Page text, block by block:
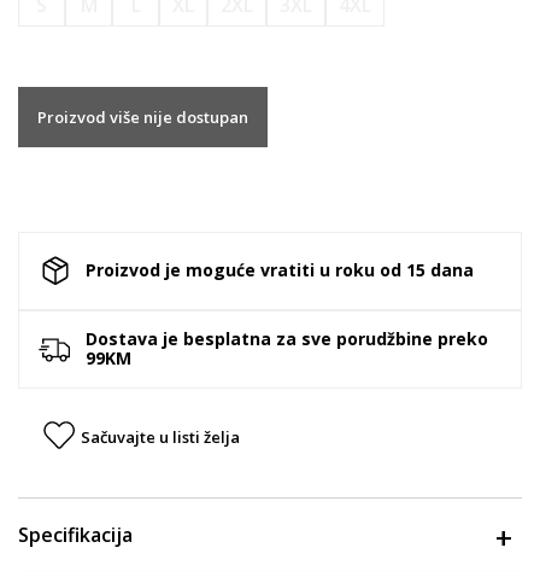
Proizvod više nije dostupan
Proizvod je moguće vratiti u roku od 15 dana
Dostava je besplatna za sve porudžbine preko
99KM
Sačuvajte u listi želja
Specifikacija